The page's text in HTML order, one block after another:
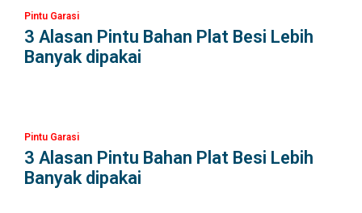
Pintu Garasi
3 Alasan Pintu Bahan Plat Besi Lebih
Banyak dipakai
Pintu Garasi
3 Alasan Pintu Bahan Plat Besi Lebih
Banyak dipakai